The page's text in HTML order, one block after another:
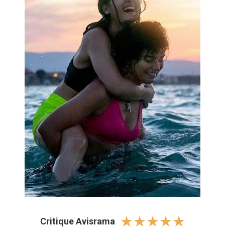
Critique Avisrama ☆☆☆☆☆